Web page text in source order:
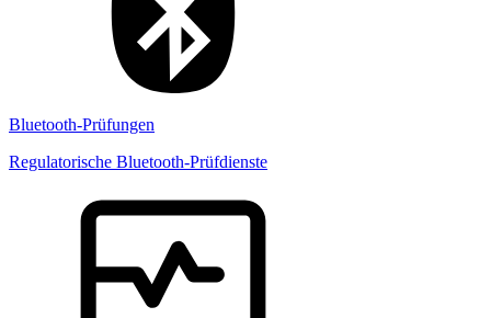
Bluetooth-Prüfungen
Regulatorische Bluetooth-Prüfdienste